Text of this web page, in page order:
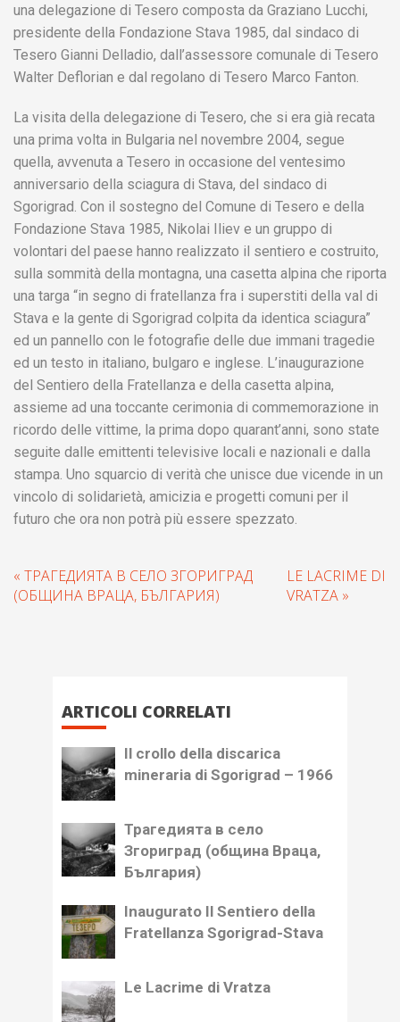
una delegazione di Tesero composta da Graziano Lucchi,
presidente della Fondazione Stava 1985, dal sindaco di
Tesero Gianni Delladio, dall’assessore comunale di Tesero
Walter Deflorian e dal regolano di Tesero Marco Fanton.
La visita della delegazione di Tesero, che si era già recata
una prima volta in Bulgaria nel novembre 2004, segue
quella, avvenuta a Tesero in occasione del ventesimo
anniversario della sciagura di Stava, del sindaco di
Sgorigrad. Con il sostegno del Comune di Tesero e della
Fondazione Stava 1985, Nikolai Iliev e un gruppo di
volontari del paese hanno realizzato il sentiero e costruito,
sulla sommità della montagna, una casetta alpina che riporta
una targa “in segno di fratellanza fra i superstiti della val di
Stava e la gente di Sgorigrad colpita da identica sciagura”
ed un pannello con le fotografie delle due immani tragedie
ed un testo in italiano, bulgaro e inglese. L’inaugurazione
del Sentiero della Fratellanza e della casetta alpina,
assieme ad una toccante cerimonia di commemorazione in
ricordo delle vittime, la prima dopo quarant’anni, sono state
seguite dalle emittenti televisive locali e nazionali e dalla
stampa. Uno squarcio di verità che unisce due vicende in un
vincolo di solidarietà, amicizia e progetti comuni per il
futuro che ora non potrà più essere spezzato.
« ТРАГЕДИЯТА В СЕЛО ЗГОРИГРАД
(ОБЩИНА ВРАЦА, БЪЛГАРИЯ)
LE LACRIME DI
VRATZA »
ARTICOLI CORRELATI
Il crollo della discarica
mineraria di Sgorigrad – 1966
Трагедията в село
Згориград (община Враца,
България)
Inaugurato Il Sentiero della
Fratellanza Sgorigrad-Stava
Le Lacrime di Vratza